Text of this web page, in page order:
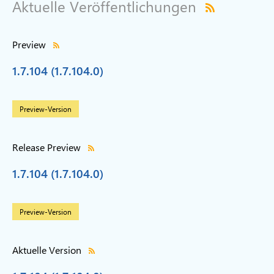
Aktuelle Veröffentlichungen
Preview
1.7.104 (1.7.104.0)
Preview-Version
Release Preview
1.7.104 (1.7.104.0)
Preview-Version
Aktuelle Version